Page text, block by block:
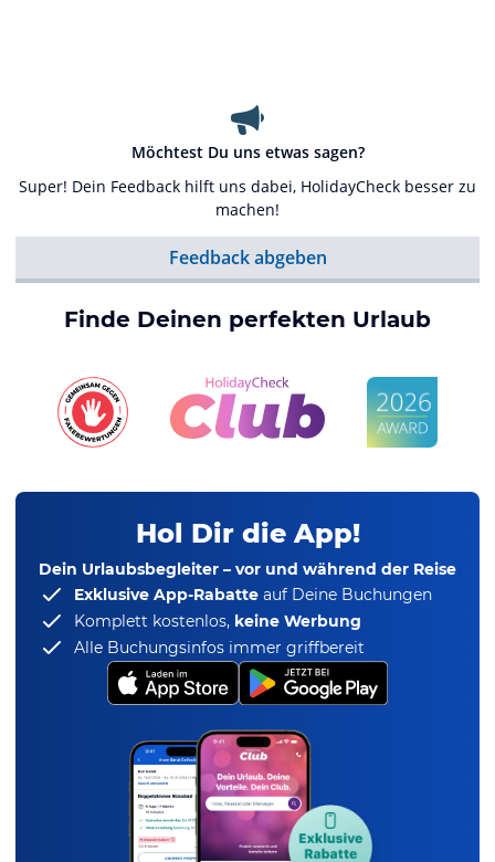
Möchtest Du uns etwas sagen?
Super! Dein Feedback hilft uns dabei, HolidayCheck besser zu
machen!
Feedback abgeben
Finde Deinen perfekten Urlaub
Hol Dir die App!
Dein Urlaubsbegleiter – vor und während der Reise
Exklusive App-Rabatte auf Deine Buchungen
Komplett kostenlos, keine Werbung
Alle Buchungsinfos immer griffbereit